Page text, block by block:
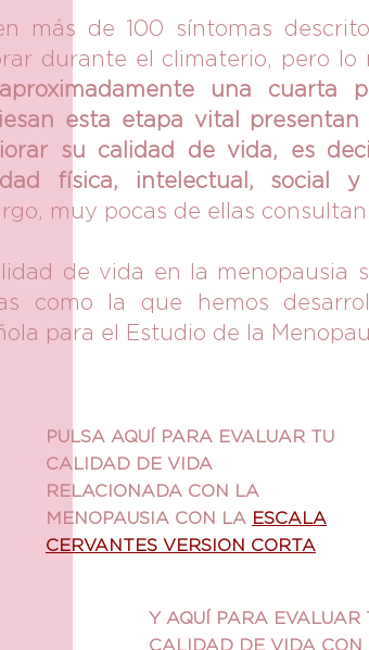
más de 100 síntomas
durante el climaterio, pero lo
aproximadamente una cuarta
esta etapa vital
su calidad de vida, es
física, intelectual, social
muy pocas de ellas
de vida en la menopausia
como la que hemos
para el Estudio de la
PULSA AQUÍ PARA EVALUAR TU
CALIDAD DE VIDA
RELACIONADA CON LA
MENOPAUSIA CON LA ESCALA
CERVANTES VERSION CORTA
Y AQUÍ PARA EVALUAR
CALIDAD DE VIDA CON